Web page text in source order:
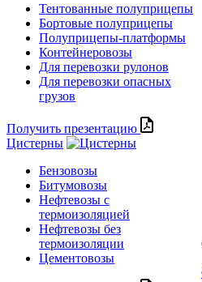
Тентованные полуприцепы
Бортовые полуприцепы
Полуприцепы-платформы
Контейнеровозы
Для перевозки рулонов
Для перевозки опасных
грузов
Получить презентацию
Цистерны
Бензовозы
Битумовозы
Нефтевозы с
термоизоляцией
Нефтевозы без
термоизоляции
Цементовозы